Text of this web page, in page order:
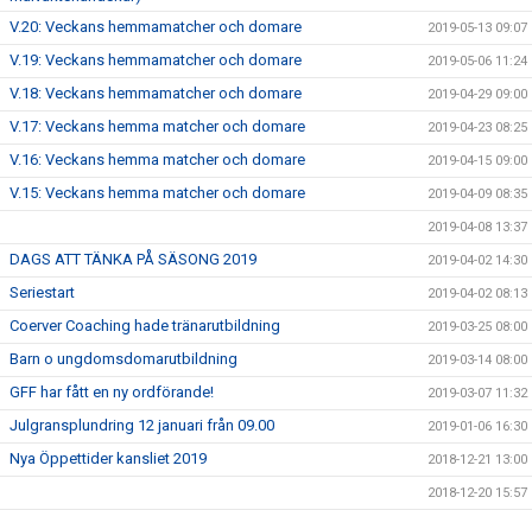
V.20: Veckans hemmamatcher och domare
2019-05-13 09:07
V.19: Veckans hemmamatcher och domare 2019-05-06 11:24
V.18: Veckans hemmamatcher och domare 2019-04-29 09:00
V.17: Veckans hemma matcher och domare 2019-04-23 08:25
V.16: Veckans hemma matcher och domare 2019-04-15 09:00
V.15: Veckans hemma matcher och domare 2019-04-09 08:35
2019-04-08 13:37
DAGS ATT TÄNKA PÅ SÄSONG 2019 2019-04-02 14:30
Seriestart 2019-04-02 08:13
Coerver Coaching hade tränarutbildning 2019-03-25 08:00
Barn o ungdomsdomarutbildning 2019-03-14 08:00
GFF har fått en ny ordförande! 2019-03-07 11:32
Julgransplundring 12 januari från 09.00 2019-01-06 16:30
Nya Öppettider kansliet 2019 2018-12-21 13:00
2018-12-20 15:57